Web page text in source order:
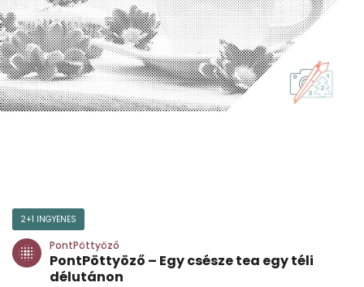
2+1 INGYENES
PontPöttyöző
PontPöttyöző – Egy csésze tea egy téli
délutánon